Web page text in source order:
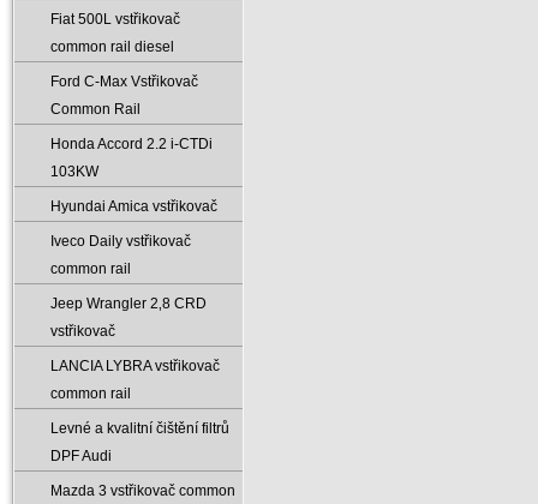
Fiat 500L vstřikovač
common rail diesel
Ford C-Max Vstřikovač
Common Rail
Honda Accord 2.2 i-CTDi
103KW
Hyundai Amica vstřikovač
Iveco Daily vstřikovač
common rail
Jeep Wrangler 2‚8 CRD
vstřikovač
LANCIA LYBRA vstřikovač
common rail
Levné a kvalitní čištění filtrů
DPF Audi
Mazda 3 vstřikovač common